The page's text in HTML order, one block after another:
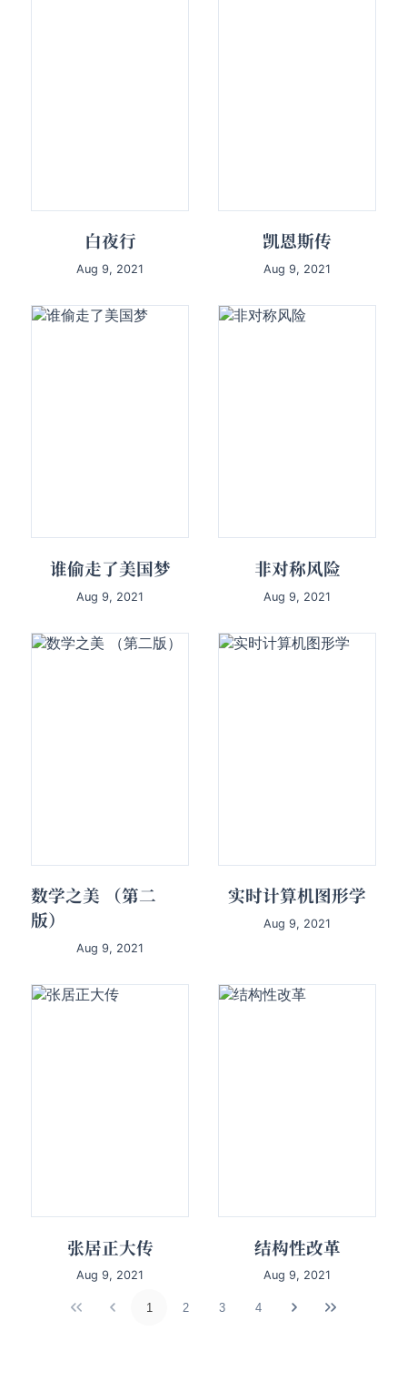
白夜行
Aug 9, 2021
凯恩斯传
Aug 9, 2021
谁偷走了美国梦
Aug 9, 2021
非对称风险
Aug 9, 2021
数学之美 （第二
版）
Aug 9, 2021
实时计算机图形学
Aug 9, 2021
张居正大传
Aug 9, 2021
结构性改革
Aug 9, 2021
1 2 3 4